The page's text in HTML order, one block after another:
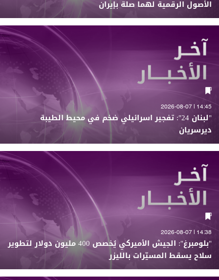
الأصول الرقمية لهما صلة بإيران
14:45 | 2026-08-07
"لبنان 24": تفجير اسرائيلي ضخم في محيط الطيبة
ديرسريان
14:38 | 2026-08-07
"بلومبرغ": الجيش الأميركي يُخصص 400 مليون دولار لتطوير
سلاح يسقط المسيّرات بالليزر